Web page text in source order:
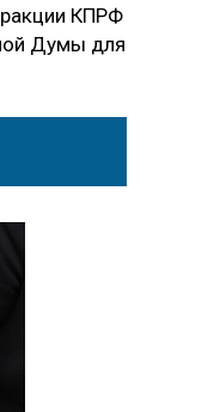
КПРФ
Думы для